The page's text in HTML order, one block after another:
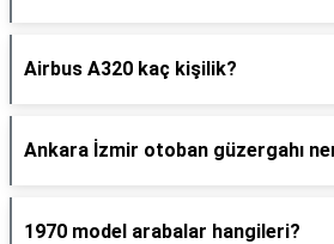
Airbus A320 kaç kişilik?
Ankara İzmir otoban güzergahı
1970 model arabalar hangileri?